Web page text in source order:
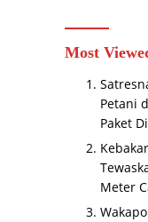
Most
Petani
Paket
Meter